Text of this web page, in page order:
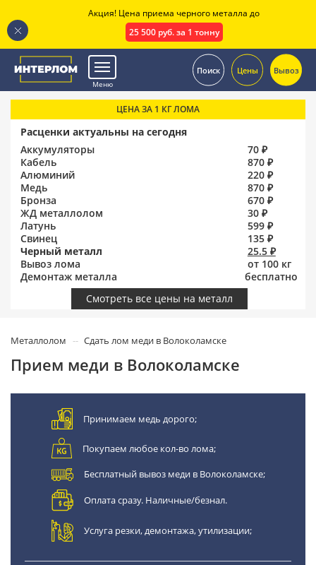
Меню
Поиск Цены Вывоз
ЦЕНА ЗА 1 КГ ЛОМА
Расценки актуальны на сегодня
Аккумуляторы
70 ₽
Кабель
870 ₽
Алюминий
220 ₽
Медь
870 ₽
Бронза
670 ₽
ЖД металлолом
30 ₽
Латунь
599 ₽
Свинец
135 ₽
Черный металл
25.5 ₽
Вывоз лома
от 100 кг
Демонтаж металла
бесплатно
Смотреть все цены на металл
Металлолом Сдать лом меди в Волоколамске
Прием меди в Волоколамске
Принимаем медь дорого;
Покупаем любое кол-во лома;
Бесплатный вывоз меди в Волоколамске;
Оплата сразу. Наличные/безнал.
Услуга резки, демонтажа, утилизации;
Акция! Цена приема черного металла до
25 500 руб. за 1 тонну
.